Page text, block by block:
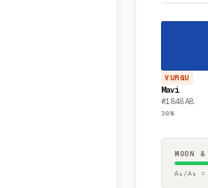
VURGU
Mavi
#1848A8
38%
MOON
A₁/A₂ =